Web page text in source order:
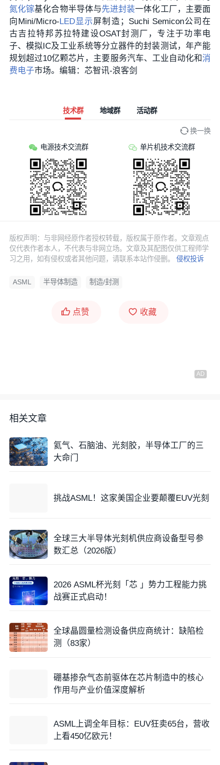
氮化镓基化合物半导体与先进封装一体化工厂，主要面
向Mini/Micro-LED显示屏制造；Suchi Semicon公司在
古吉拉特邦苏拉特建设OSAT封测厂，专注于功率电
子、模拟IC及工业系统等分立器件的封装测试，年产能
规划超过10亿颗芯片，主要服务汽车、工业自动化和消
费电子市场。编辑：芯智讯-浪客剑
技术群 地域群 活动群
换一换
电源技术交流群 单片机技术交流群
版权声明：与非网经原作者授权转载，版权属于原作者。文章观点
仅代表作者本人，不代表与非网立场。文章及其配图仅供工程师学
习之用，如有侵权或者其他问题，请联系本站作侵删。侵权投诉
ASML 半导体制造 制造/封测
点赞 收藏
相关文章
氦气、石脑油、光刻胶，半导体工厂的三
大命门
挑战ASML！这家美国企业要颠覆EUV光刻
全球三大半导体光刻机供应商设备型号参
数汇总（2026版）
2026 ASML杯光刻「芯 」势力工程能力挑
战赛正式启动！
全球晶圆量检测设备供应商统计：缺陷检
测（83家）
硼基掺杂气态前驱体在芯片制造中的核心
作用与产业价值深度解析
ASML上调全年目标：EUV狂卖65台，营收
上看450亿欧元！